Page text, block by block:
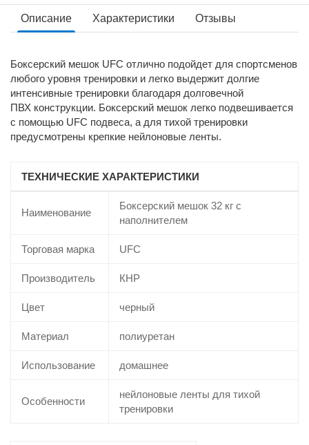
Описание Характеристики Отзывы
Боксерский мешок UFC отлично подойдет для спортсменов
любого уровня тренировки и легко выдержит долгие
интенсивные тренировки благодаря долговечной
ПВХ конструкции. Боксерский мешок легко подвешивается
с помощью UFC подвеса, а для тихой тренировки
предусмотрены крепкие нейлоновые ленты.
ТЕХНИЧЕСКИЕ ХАРАКТЕРИСТИКИ
Наименование
Боксерский мешок 32 кг с
наполнителем
Торговая марка UFC
Производитель КНР
Цвет черный
Материал полиуретан
Использование домашнее
Особенности
нейлоновые ленты для тихой
тренировки